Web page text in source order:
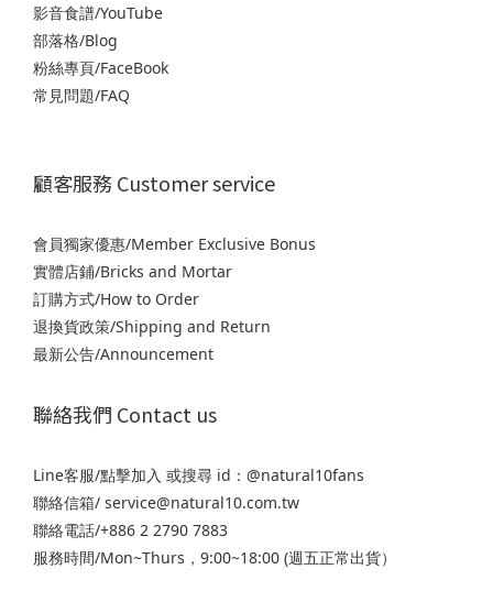
影音食譜/YouTube
部落格/Blog
粉絲專頁/FaceBook
常見問題/FAQ
顧客服務 Customer service
會員獨家優惠/Member Exclusive Bonus
實體店鋪/Bricks and Mortar
訂購方式/How to Order
退換貨政策/Shipping and Return
最新公告/Announcement
聯絡我們 Contact us
Line客服/點擊加入 或搜尋 id：@natural10fans
聯絡信箱/ service@natural10.com.tw
聯絡電話/+886 2 2790 7883
服務時間/Mon~Thurs，9:00~18:00 (週五正常出貨）